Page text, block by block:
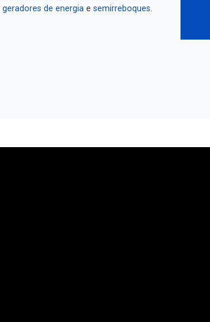
geradores de energia e semirreboques.